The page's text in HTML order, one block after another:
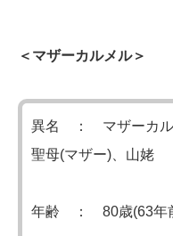
＜マザーカルメル＞
異名 ： マザーカル
聖母(マザー)、山姥
年齢 ： 80歳(63年